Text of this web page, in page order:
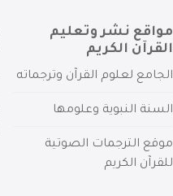
مواقع نشر وتعليم
القرآن الكريم
الجامع لعلوم القرآن وترجماته
السنة النبوية وعلومها
موقع الترجمات الصوتية
للقرآن الكريم